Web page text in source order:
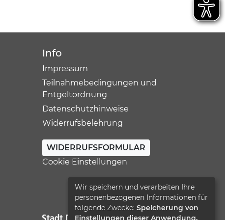
Info
Impressum
Teilnahmebedingungen und
Entgeltordnung
Datenschutzhinweise
Widerrufsbelehrung
WIDERRUFSFORMULAR
Cookie Einstellungen
Wir speichern und verarbeiten Ihre
personenbezogenen Informationen für
folgende Zwecke: Speicherung von
Einstellungen dieser Anwendung,